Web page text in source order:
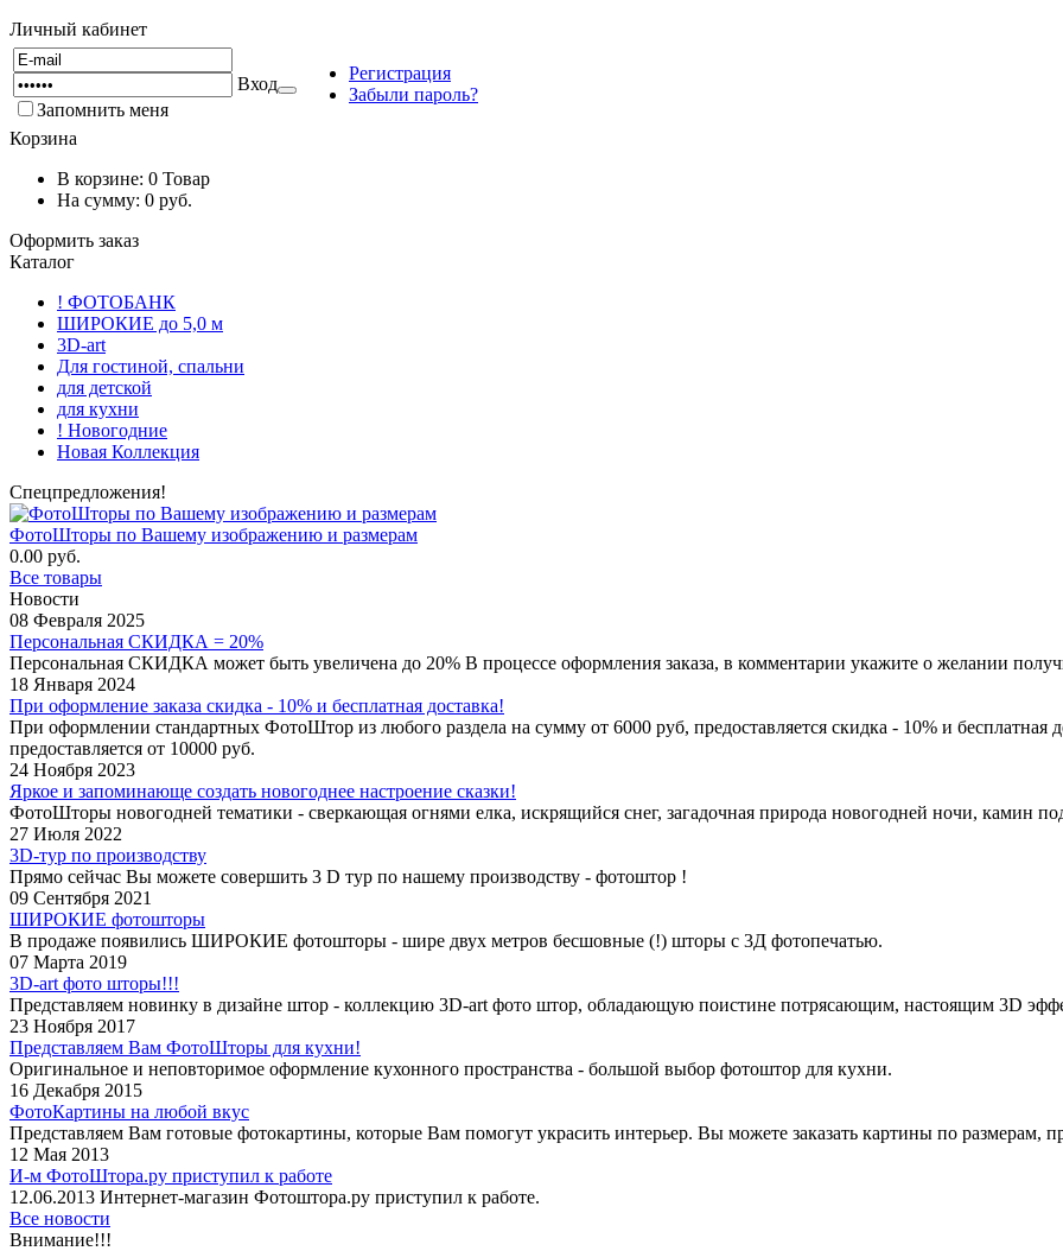
Личный кабинет
Запомнить меня
Вход
Регистрация
Забыли пароль?
Корзина
В корзине: 0 Товар
На сумму: 0 руб.
Оформить заказ
Каталог
! ФОТОБАНК
ШИРОКИЕ до 5,0 м
3D-art
Для гостиной, спальни
для детской
для кухни
! Новогодние
Новая Коллекция
Спецпредложения!
ФотоШторы по Вашему изображению и размерам
0.00 руб.
Все товары
Новости
08 Февраля 2025
Персональная СКИДКА = 20%
Персональная СКИДКА может быть увеличена до 20% В процессе оформления заказа, в комментарии укажите о желании
18 Января 2024
При оформление заказа скидка - 10% и бесплатная доставка!
При оформлении стандартных ФотоШтор из любого раздела на сумму от 6000 руб, предоставляется скидка - 10% и
предоставляется от 10000 руб.
24 Ноября 2023
Яркое и запоминающе создать новогоднее настроение сказки!
ФотоШторы новогодней тематики - сверкающая огнями елка, искрящийся снег, загадочная природа новогодней ночи, камин
27 Июля 2022
3D-тур по производству
Прямо сейчас Вы можете совершить 3 D тур по нашему производству - фотоштор !
09 Сентября 2021
ШИРОКИЕ фотошторы
В продаже появились ШИРОКИЕ фотошторы - шире двух метров бесшовные (!) шторы с 3Д фотопечатью.
07 Марта 2019
3D-art фото шторы!!!
Представляем новинку в дизайне штор - коллекцию 3D-art фото штор, обладающую поистине потрясающим, настоящим 3D
23 Ноября 2017
Представляем Вам ФотоШторы для кухни!
Оригинальное и неповторимое оформление кухонного пространства - большой выбор фотоштор для кухни.
16 Декабря 2015
ФотоКартины на любой вкус
Представляем Вам готовые фотокартины, которые Вам помогут украсить интерьер. Вы можете заказать картины по размерам,
12 Мая 2013
И-м ФотоШтора.ру приступил к работе
12.06.2013 Интернет-магазин Фотоштора.ру приступил к работе.
Все новости
Внимание!!!